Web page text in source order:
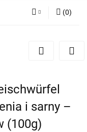
Zarejestruj się
cookies
(0)
i sarny –
(100g)